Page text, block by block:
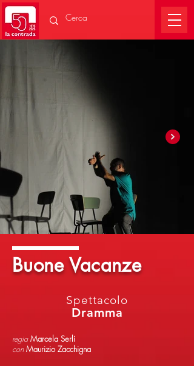
Buone Vacanze
Dramma
Spettacolo
regiaMarcela Serli
conMaurizio Zacchigna